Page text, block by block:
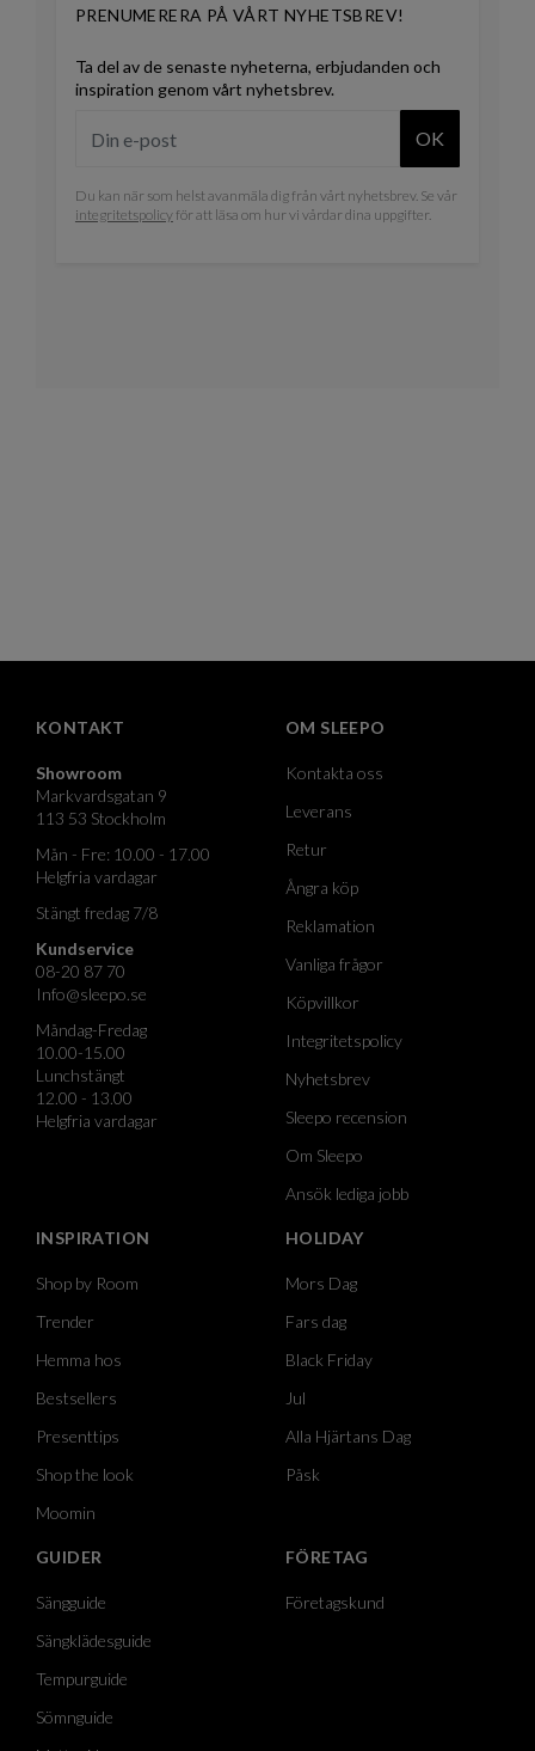
PRENUMERERA PÅ VÅRT NYHETSBREV!
Ta del av de senaste nyheterna, erbjudanden och
inspiration genom vårt nyhetsbrev.
OK
Du kan när som helst avanmäla dig från vårt nyhetsbrev. Se vår
integritetspolicyför att läsa om hur vi vårdar dina uppgifter.
KONTAKT
Showroom
Markvardsgatan 9
113 53 Stockholm
Mån - Fre: 10.00 - 17.00
Helgfria vardagar
Stängt fredag 7/8
Kundservice
08-20 87 70
Info@sleepo.se
Måndag-Fredag
10.00-15.00
Lunchstängt
12.00 - 13.00
Helgfria vardagar
OM SLEEPO
Kontakta oss
Leverans
Retur
Ångra köp
Reklamation
Vanliga frågor
Köpvillkor
Integritetspolicy
Nyhetsbrev
Sleepo recension
Om Sleepo
Ansök lediga jobb
INSPIRATION
Shop by Room
Trender
Hemma hos
Bestsellers
Presenttips
Shop the look
Moomin
HOLIDAY
Mors Dag
Fars dag
Black Friday
Jul
Alla Hjärtans Dag
Påsk
GUIDER
Sängguide
Sängklädesguide
Tempurguide
Sömnguide
FÖRETAG
Företagskund